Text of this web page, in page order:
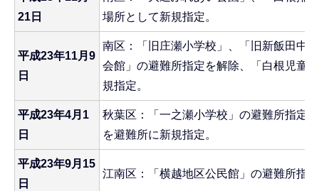
21日
場所として新規指定。
平成23年11月9
日
南区：「旧庄瀬小学校」、「旧新飯田中
会館」の避難所指定を解除、「白根児童
規指定。
平成23年4月1
日
秋葉区：「一之瀬小学校」の避難所指定
を避難所に新規指定。
平成23年9月15
日
江南区：「横越地区公民館」の避難所指